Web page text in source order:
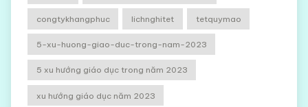
congtykhangphuc lichnghitet tetquymao
5-xu-huong-giao-duc-trong-nam-2023
5 xu hướng giáo dục trong năm 2023
xu hướng giáo dục năm 2023